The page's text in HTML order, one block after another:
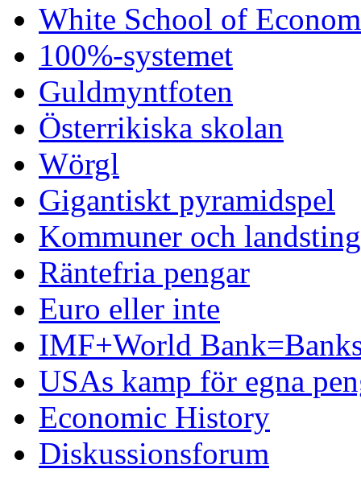
White School of
100%-systemet
Guldmyntfoten
Österrikiska skolan
Wörgl
Gigantiskt pyramidspel
Kommuner och
Räntefria pengar
Euro eller inte
IMF+World
USAs kamp för egna
Economic History
Diskussionsforum